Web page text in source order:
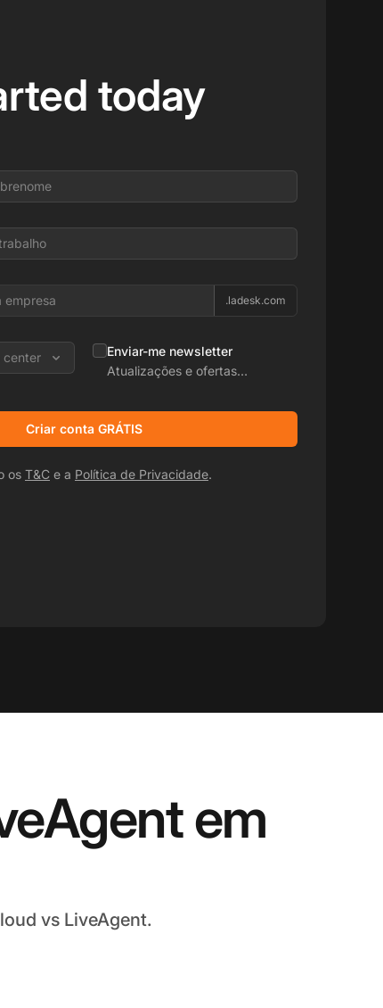
today
.ladesk.com
center
Enviar-me newsletter
Atualizações e ofertas
Criar conta GRÁTIS
os T&C e a Política de Privacidade.
em
vs LiveAgent.